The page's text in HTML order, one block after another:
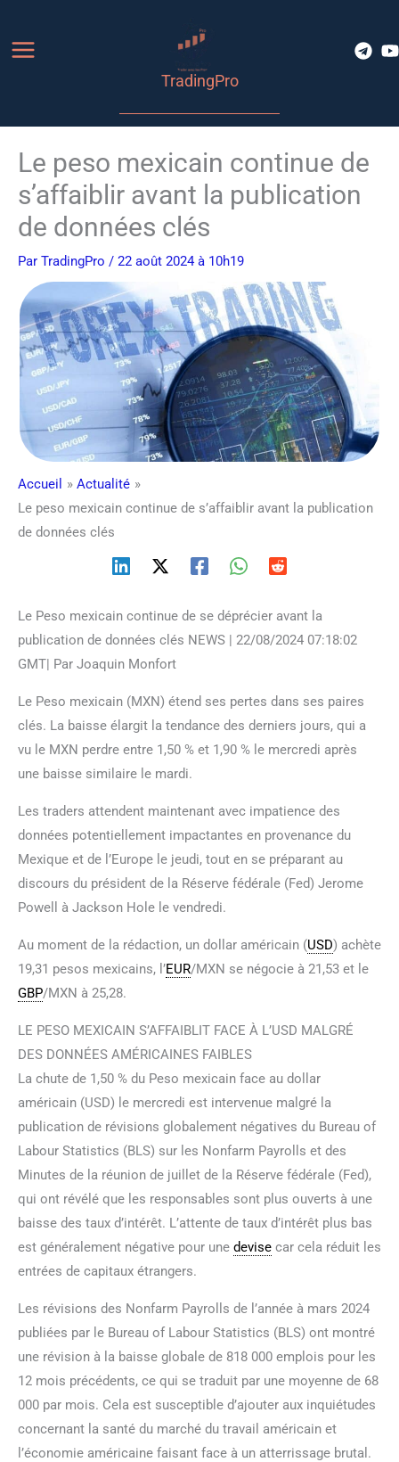
contenu
TradingPro
Le peso mexicain continue de
s’affaiblir avant la publication
de données clés
Par TradingPro / 22 août 2024 à 10h19
Accueil
Actualité
Le peso mexicain continue de s’affaiblir avant la publication
de données clés
Le Peso mexicain continue de se déprécier avant la
publication de données clés NEWS | 22/08/2024 07:18:02
GMT| Par Joaquin Monfort
Le Peso mexicain (MXN) étend ses pertes dans ses paires
clés. La baisse élargit la tendance des derniers jours, qui a
vu le MXN perdre entre 1,50 % et 1,90 % le mercredi après
une baisse similaire le mardi.
Les traders attendent maintenant avec impatience des
données potentiellement impactantes en provenance du
Mexique et de l’Europe le jeudi, tout en se préparant au
discours du président de la Réserve fédérale (Fed) Jerome
Powell à Jackson Hole le vendredi.
Au moment de la rédaction, un dollar américain (USD) achète
19,31 pesos mexicains, l’EUR/MXN se négocie à 21,53 et le
GBP/MXN à 25,28.
LE PESO MEXICAIN S’AFFAIBLIT FACE À L’USD MALGRÉ
DES DONNÉES AMÉRICAINES FAIBLES
La chute de 1,50 % du Peso mexicain face au dollar
américain (USD) le mercredi est intervenue malgré la
publication de révisions globalement négatives du Bureau of
Labour Statistics (BLS) sur les Nonfarm Payrolls et des
Minutes de la réunion de juillet de la Réserve fédérale (Fed),
qui ont révélé que les responsables sont plus ouverts à une
baisse des taux d’intérêt. L’attente de taux d’intérêt plus bas
est généralement négative pour une devise car cela réduit les
entrées de capitaux étrangers.
Les révisions des Nonfarm Payrolls de l’année à mars 2024
publiées par le Bureau of Labour Statistics (BLS) ont montré
une révision à la baisse globale de 818 000 emplois pour les
12 mois précédents, ce qui se traduit par une moyenne de 68
000 par mois. Cela est susceptible d’ajouter aux inquiétudes
concernant la santé du marché du travail américain et
l’économie américaine faisant face à un atterrissage brutal.